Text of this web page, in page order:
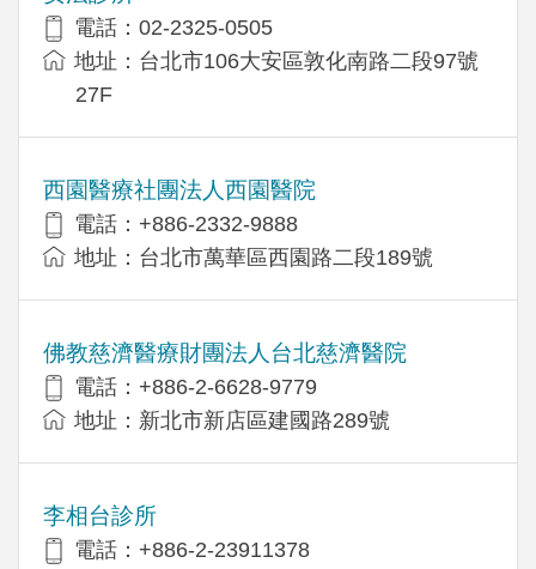
電話：02-2325-0505
地址：台北市106大安區敦化南路二段97號
27F
西園醫療社團法人西園醫院
電話：+886-2332-9888
地址：台北市萬華區西園路二段189號
佛教慈濟醫療財團法人台北慈濟醫院
電話：+886-2-6628-9779
地址：新北市新店區建國路289號
李相台診所
電話：+886-2-23911378